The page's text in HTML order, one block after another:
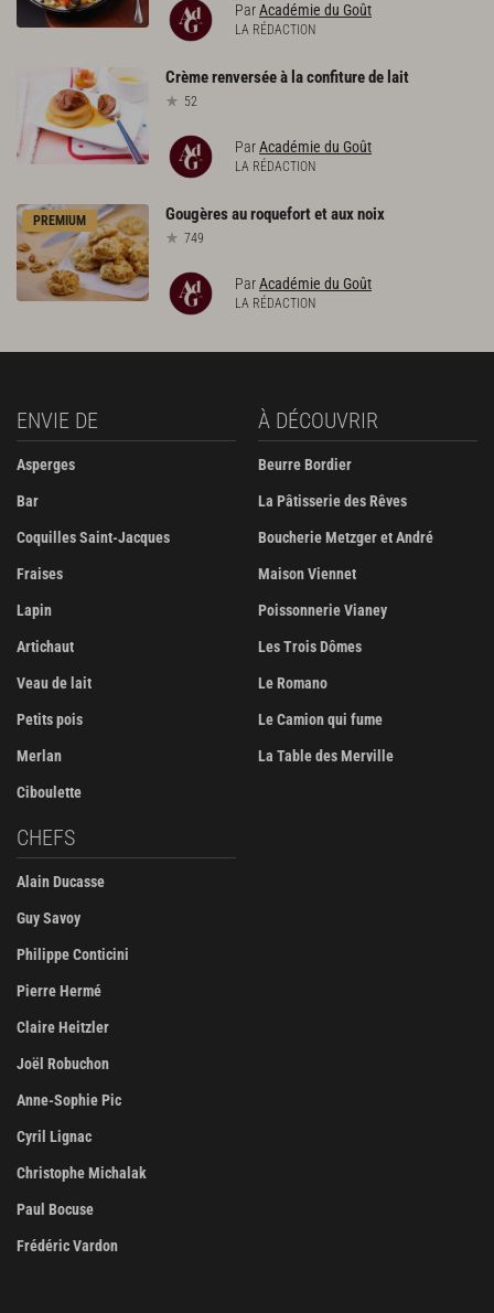
ParAcadémie du Goût
LA RÉDACTION
Crèmerenverséeà laconfiturede lait
52
ParAcadémie du Goût
LA RÉDACTION
PREMIUM Gougèresauroquefortetauxnoix
749
ParAcadémie du Goût
LA RÉDACTION
ENVIE DE
Asperges
Bar
Coquilles Saint-Jacques
Fraises
Lapin
Artichaut
Veau de lait
Petits pois
Merlan
Ciboulette
À DÉCOUVRIR
Beurre Bordier
La Pâtisserie des Rêves
Boucherie Metzger et André
Maison Viennet
Poissonnerie Vianey
Les Trois Dômes
Le Romano
Le Camion qui fume
La Table des Merville
CHEFS
Alain Ducasse
Guy Savoy
Philippe Conticini
Pierre Hermé
Claire Heitzler
Joël Robuchon
Anne-Sophie Pic
Cyril Lignac
Christophe Michalak
Paul Bocuse
Frédéric Vardon